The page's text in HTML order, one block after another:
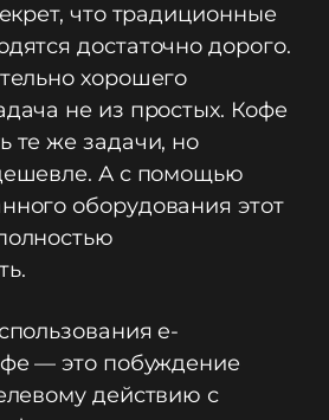
что традиционные
достаточно дорого.
хорошего
не из простых. Кофе
те же задачи, но
А с помощью
оборудования этот
e-
— это побуждение
действию с